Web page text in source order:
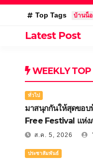
Top Tags บ้านน็
Latest Post
าลดนตรี Free Festival แห่ง
WEEKLY TOP
ทั่วไป
มาสนุกกันให้สุดขอบ
Free Festival แห่ง
ส.ค. 5, 2026
ประชาสัมพันธ์